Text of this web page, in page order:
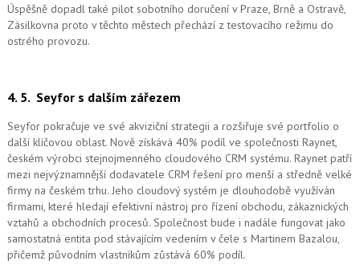
Úspěšně dopadl také pilot sobotního doručení v Praze, Brně a Ostravě,
Zásilkovna proto v těchto městech přechází z testovacího režimu do
ostrého provozu.
4. 5. Seyfor s dalším zářezem
Seyfor pokračuje ve své akviziční strategii a rozšiřuje své portfolio o
další klíčovou oblast. Nově získává 40% podíl ve společnosti Raynet,
českém výrobci stejnojmenného cloudového CRM systému. Raynet patří
mezi nejvýznamnější dodavatele CRM řešení pro menší a středně velké
firmy na českém trhu. Jeho cloudový systém je dlouhodobě využíván
firmami, které hledají efektivní nástroj pro řízení obchodu, zákaznických
vztahů a obchodních procesů. Společnost bude i nadále fungovat jako
samostatná entita pod stávajícím vedením v čele s Martinem Bazalou,
přičemž původním vlastníkům zůstává 60% podíl.